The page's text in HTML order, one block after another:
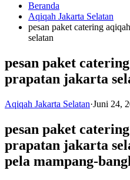
HUBUNGI
KAMI
1246
6713
Beranda
Aqiqah Jakarta Selatan
pesan paket catering
selatan
pesan paket
prapatan jakarta
Aqiqah Jakarta Selatan·Juni 24,
pesan paket
prapatan jakarta
pela mampang-